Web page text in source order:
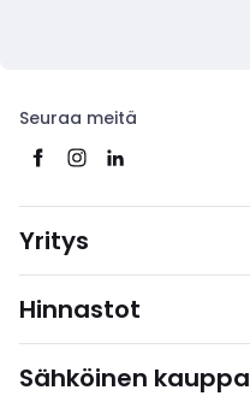
Seuraa meitä
Yritys
Hinnastot
Sähköinen kauppa